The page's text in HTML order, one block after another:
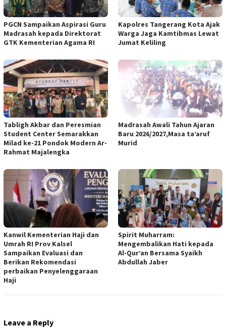
PGCN Sampaikan Aspirasi Guru
Madrasah kepada Direktorat
GTK Kementerian Agama RI
Kapolres Tangerang Kota Ajak
Warga Jaga Kamtibmas Lewat
Jumat Keliling
Tabligh Akbar dan Peresmian
Student Center Semarakkan
Milad ke-21 Pondok Modern Ar-
Rahmat Majalengka
Madrasah Awali Tahun Ajaran
Baru 2026/2027,Masa ta’aruf
Murid
Kanwil Kementerian Haji dan
Umrah RI Prov Kalsel
Sampaikan Evaluasi dan
Berikan Rekomendasi
perbaikan Penyelenggaraan
Haji
Spirit Muharram:
Mengembalikan Hati kepada
Al-Qur’an Bersama Syaikh
Abdullah Jaber
Leave a Reply